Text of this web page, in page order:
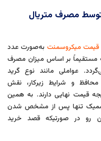
مصرف متریال
قیمت میکروسمنت به‌صورت عدد
مستقیماً بر اساس میزان مصرف
عواملی مانند نوع گرید
محافظ و شرایط زیرکار، نقش
قیمت نهایی دارند. به همین
سمیک تنها پس از مشخص شدن
رو در صورتیکه قصد خرید